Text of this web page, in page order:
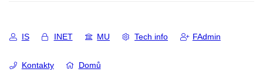
IS INET MU Tech info FAdmin
Kontakty Domů